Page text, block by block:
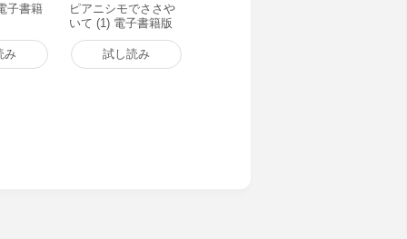
子書籍
み
ピアニシモでささや
いて (1) 電子書籍版
試し読み